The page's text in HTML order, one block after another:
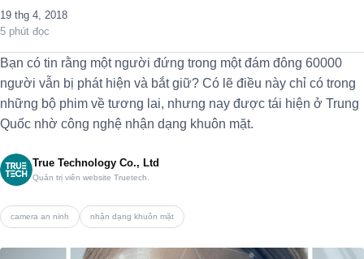
19 thg 4, 2018
5 phút đọc
Bạn có tin rằng một người đứng trong một đám đông 60000
người vẫn bị phát hiện và bắt giữ? Có lẽ điều này chỉ có trong
những bộ phim về tương lai, nhưng nay được tái hiện ở Trung
Quốc nhờ công nghệ nhận dạng khuôn mặt.
True Technology Co., Ltd
Quản trị viên website Truetech.
camera an ninh nhận dạng khuôn mặt